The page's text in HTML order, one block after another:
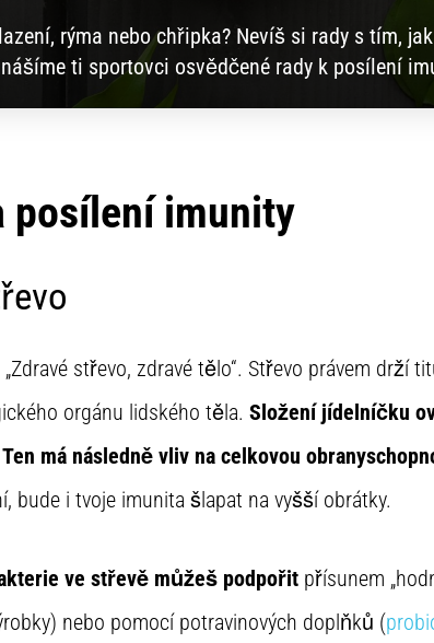
rýma nebo chřipka? Nevíš si rady s tím,
ti sportovci osvědčené rady k posílení
posílení imunity
střevo, zdravé tělo“. Střevo právem drží
orgánu lidského těla. Složení jídelníčku
má následně vliv na celkovou
bude i tvoje imunita šlapat na vyšší obrátky.
ve střevě můžeš podpořit přísunem
nebo pomocí potravinových doplňků (